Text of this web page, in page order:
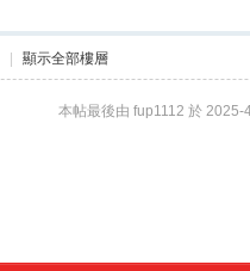
顯示全部樓層
本帖最後由 fup1112 於 2025-